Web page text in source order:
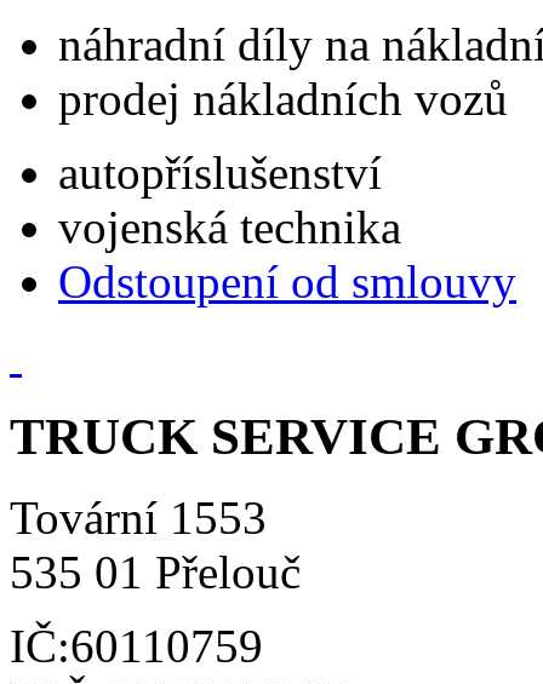
náhradní díly na
prodej nákladních vozů
autopříslušenství
vojenská technika
Odstoupení od smlouvy
TRUCK SERVICE
Tovární 1553
535 01 Přelouč
IČ:60110759